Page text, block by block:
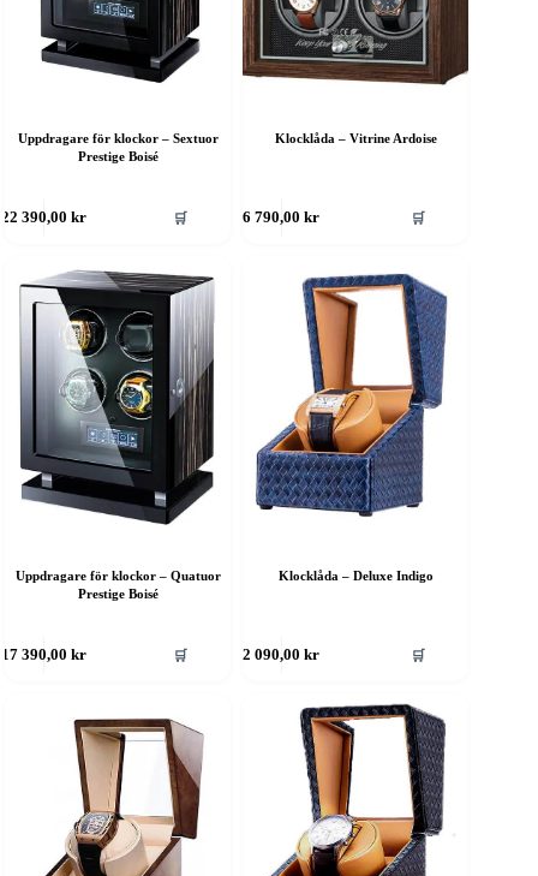
Uppdragare för klockor – Sextuor
Prestige Boisé
22 390,00 kr 🛒
Klocklåda – Vitrine Ardoise
6 790,00kr 🛒
Uppdragare för klockor – Quatuor
Prestige Boisé
17 390,00 kr 🛒
Klocklåda – Deluxe Indigo
2 090,00kr 🛒